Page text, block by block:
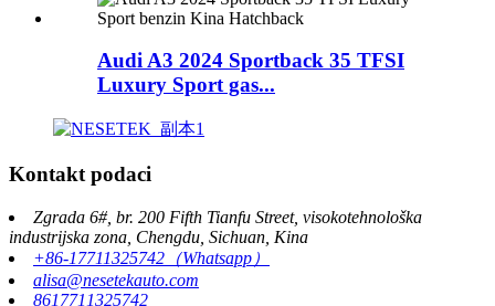
Audi A3 2024 Sportback 35 TFSI
Luxury Sport gas...
Kontakt podaci
Zgrada 6#, br. 200 Fifth Tianfu Street, visokotehnološka
industrijska zona, Chengdu, Sichuan, Kina
+86-17711325742（Whatsapp）
alisa@nesetekauto.com
8617711325742